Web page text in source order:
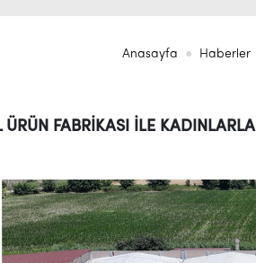
Anasayfa Haberler
ÜRÜN FABRİKASI İLE